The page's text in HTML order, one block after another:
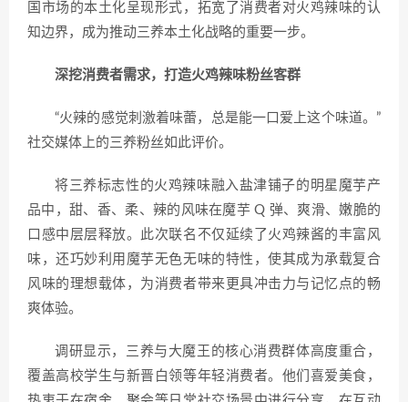
国市场的本土化呈现形式，拓宽了消费者对火鸡辣味的认
知边界，成为推动三养本土化战略的重要一步。
深挖消费者需求，打造火鸡辣味粉丝客群
“火辣的感觉刺激着味蕾，总是能一口爱上这个味道。”
社交媒体上的三养粉丝如此评价。
将三养标志性的火鸡辣味融入盐津铺子的明星魔芋产
品中，甜、香、柔、辣的风味在魔芋 Q 弹、爽滑、嫩脆的
口感中层层释放。此次联名不仅延续了火鸡辣酱的丰富风
味，还巧妙利用魔芋无色无味的特性，使其成为承载复合
风味的理想载体，为消费者带来更具冲击力与记忆点的畅
爽体验。
调研显示，三养与大魔王的核心消费群体高度重合，
覆盖高校学生与新晋白领等年轻消费者。他们喜爱美食，